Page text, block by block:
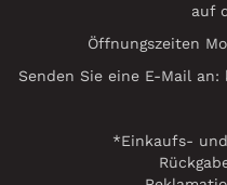
auf
Öffnungszeiten
Senden Sie eine E-Mail an:
*Einkaufs-